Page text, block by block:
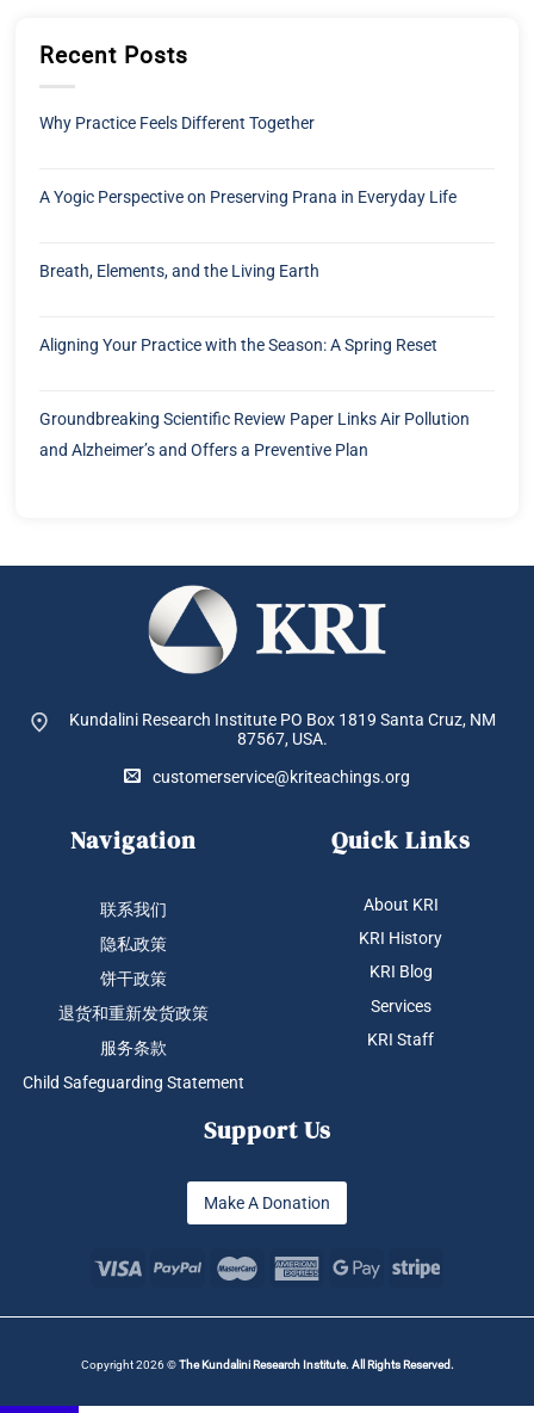
Recent Posts
Why Practice Feels Different Together
A Yogic Perspective on Preserving Prana in Everyday Life
Breath, Elements, and the Living Earth
Aligning Your Practice with the Season: A Spring Reset
Groundbreaking Scientific Review Paper Links Air Pollution
and Alzheimer’s and Offers a Preventive Plan
Kundalini Research Institute PO Box 1819 Santa Cruz, NM
87567, USA.
customerservice@kriteachings.org
Navigation
联系我们
隐私政策
饼干政策
退货和重新发货政策
服务条款
Child Safeguarding Statement
Quick Links
About KRI
KRI History
KRI Blog
Services
KRI Staff
Support Us
Make A Donation
Copyright 2026 ©The Kundalini Research Institute. All Rights Reserved.